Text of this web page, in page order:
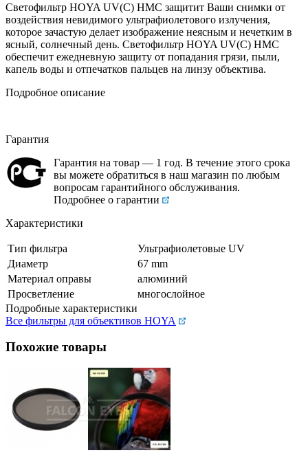
Светофильтр HOYA UV(С) HMC защитит Ваши снимки от
воздействия невидимого ультрафиолетового излучения,
которое зачастую делает изображение неясным и нечетким в
ясный, солнечный день. Светофильтр HOYA UV(С) HMC
обеспечит ежедневную защиту от попадания грязи, пыли,
капель воды и отпечатков пальцев на линзу объектива.
Подробное описание
Гарантия
Гарантия на товар — 1 год. В течение этого срока
вы можете обратиться в наш магазин по любым
вопросам гарантийного обслуживания.
Подробнее о гарантии
Характеристики
Тип фильтра
Ультрафиолетовые UV
Диаметр
67 mm
Материал оправы
алюминий
Просветление
многослойное
Подробные характеристики
Все фильтры для объективов HOYA
Похожие товары